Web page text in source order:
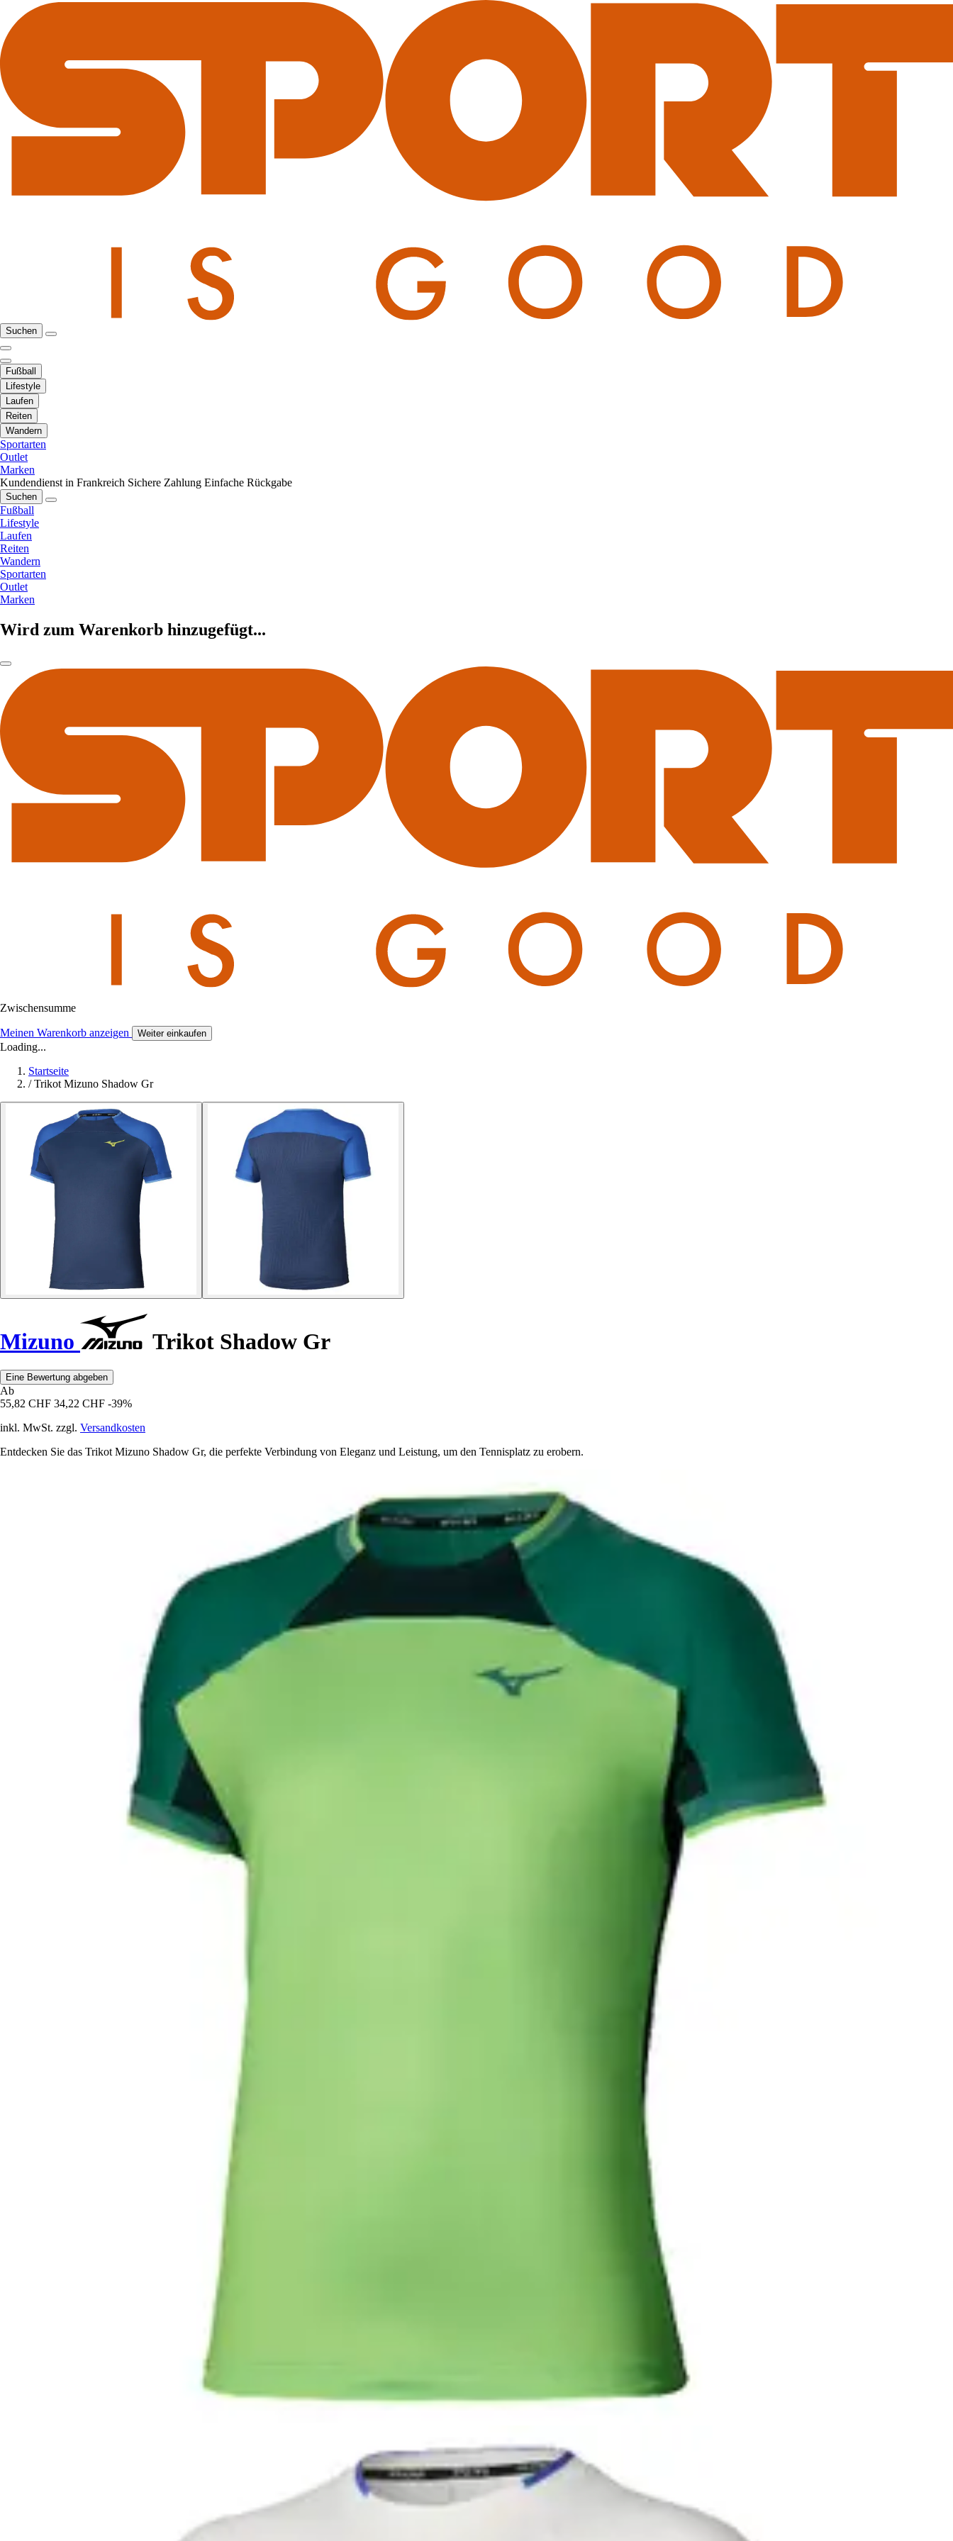
Suchen
Fußball
Lifestyle
Laufen
Reiten
Wandern
Sportarten
Outlet
Marken
Kundendienst in Frankreich Sichere Zahlung Einfache Rückgabe
Suchen
Fußball
Lifestyle
Laufen
Reiten
Wandern
Sportarten
Outlet
Marken
Wird zum Warenkorb hinzugefügt...
Zwischensumme
Meinen Warenkorb anzeigen Weiter einkaufen
Loading...
Startseite
/ Trikot Mizuno Shadow Gr
Mizuno Trikot Shadow Gr
Eine Bewertung abgeben
Ab
55,82 CHF 34,22 CHF -39%
inkl. MwSt. zzgl. Versandkosten
Entdecken Sie das Trikot Mizuno Shadow Gr, die perfekte Verbindung von Eleganz und Leistung, um den Tennisplatz zu erobern.